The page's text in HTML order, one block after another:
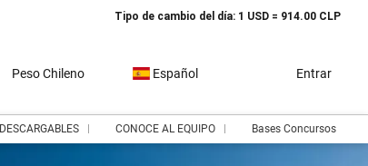
Tipo de cambio del día: 1 USD = 914.00 CLP
Peso Chileno Español Entrar
DESCARGABLES CONOCE AL EQUIPO Bases Concursos